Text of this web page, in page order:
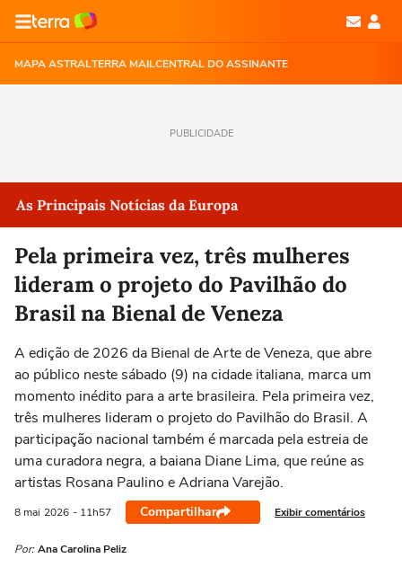
MAPA ASTRALTERRA MAILCENTRAL DO ASSINANTE
PUBLICIDADE
As Principais Notícias da Europa
Pela primeira vez, três mulheres
lideram o projeto do Pavilhão do
Brasil na Bienal de Veneza
A edição de 2026 da Bienal de Arte de Veneza, que abre
ao público neste sábado (9) na cidade italiana, marca um
momento inédito para a arte brasileira. Pela primeira vez,
três mulheres lideram o projeto do Pavilhão do Brasil. A
participação nacional também é marcada pela estreia de
uma curadora negra, a baiana Diane Lima, que reúne as
artistas Rosana Paulino e Adriana Varejão.
8 mai 2026 - 11h57 Compartilhar Exibir comentários
Por: Ana Carolina Peliz